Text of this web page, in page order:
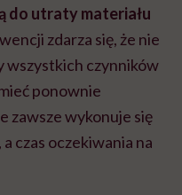
do utraty materiału
zdarza się, że nie
wszystkich czynników
ponownie
zawsze wykonuje się
czas oczekiwania na